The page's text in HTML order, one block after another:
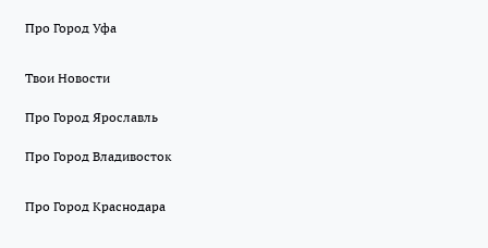
Про Город Уфа
Твои Новости
Про Город Ярославль
Про Город Владивосток
Про Город Краснодара